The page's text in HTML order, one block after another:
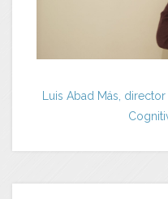
Luis Abad Más,